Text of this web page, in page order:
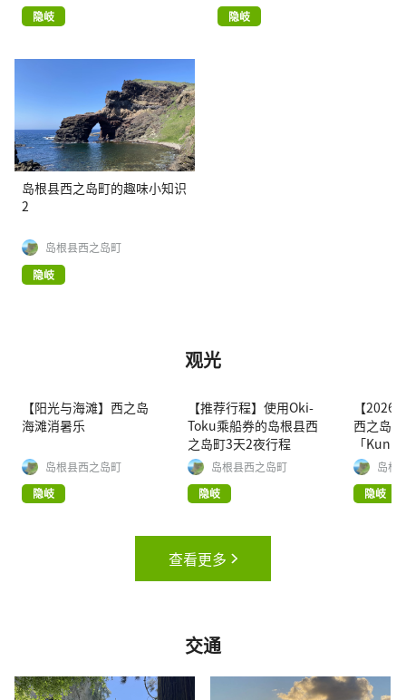
隐岐 隐岐
岛根县西之岛町的趣味小知识
2
岛根县西之岛町
隐岐
观光
【阳光与海滩】西之岛
海滩消暑乐
岛根县西之岛町
隐岐
【推荐行程】使用Oki-
Toku乘船券的岛根县西
之岛町3天2夜行程
岛根县西之岛町
隐岐
【2026
西之岛
「
Festa」
岛根
隐岐
查看更多
交通